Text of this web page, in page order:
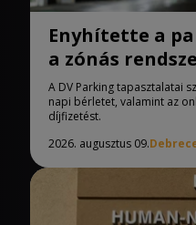
Enyhítette a
a zónás
A DV Parking tapasztalatai
napi bérletet, valamint az
díjfizetést.
2026. augusztus 09.